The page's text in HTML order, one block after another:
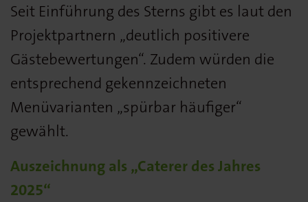
Seit Einführung des Sterns gibt es laut den
Projektpartnern „deutlich positivere
Gästebewertungen“. Zudem würden die
entsprechend gekennzeichneten
Menüvarianten „spürbar häufiger“
gewählt.
Auszeichnung als „Caterer des Jahres
2025“